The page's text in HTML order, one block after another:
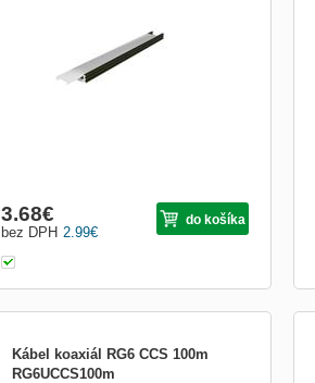
je uvedená za 1 m plastového krytu.
Hliníková lišta nie je súčasťou a objednáva
sa samostatne.
2.99€
bez DPH
3.68€ do košíka
Kábel koaxiál RG6 CCS 100m
RG6UCCS100m